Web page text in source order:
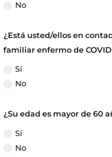
No
¿Está usted/ellos en
familiar enfermo de
Sí
No
¿Su edad es mayor de 60
Sí
No